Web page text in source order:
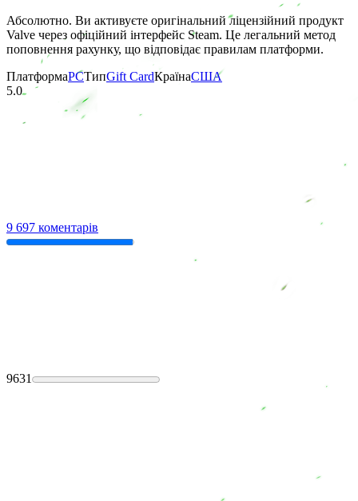
Абсолютно. Ви активуєте оригінальний ліцензійний продукт
Valve через офіційний інтерфейс Steam. Це легальний метод
поповнення рахунку, що відповідає правилам платформи.
ПлатформаPCТипGift CardКраїнаСША
5.0
9 697 коментарів
9631